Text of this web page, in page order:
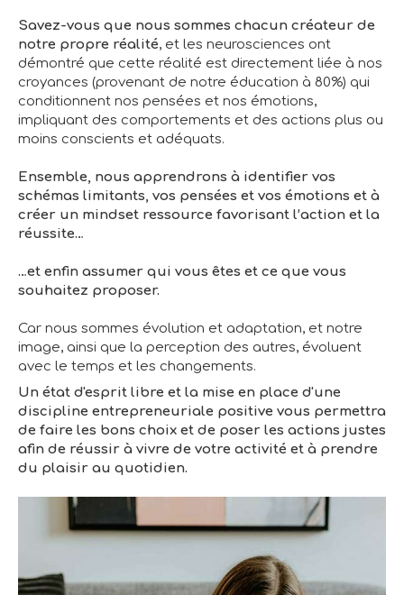
Savez-vous que nous sommes chacun créateur de
notre propre réalité, et les neurosciences ont
démontré que cette réalité est directement liée à nos
croyances (provenant de notre éducation à 80%) qui
conditionnent nos pensées et nos émotions,
impliquant des comportements et des actions plus ou
moins conscients et adéquats.
Ensemble, nous apprendrons à identifier vos
schémas limitants, vos pensées et vos émotions et à
créer un mindset ressource favorisant l’action et la
réussite…
…et enfin assumer qui vous êtes et ce que vous
souhaitez proposer.
Car nous sommes évolution et adaptation, et notre
image, ainsi que la perception des autres, évoluent
avec le temps et les changements.
Un état d'esprit libre et la mise en place d'une
discipline entrepreneuriale positive vous permettra
de faire les bons choix et de poser les actions justes
afin de réussir à vivre de votre activité et à prendre
du plaisir au quotidien.